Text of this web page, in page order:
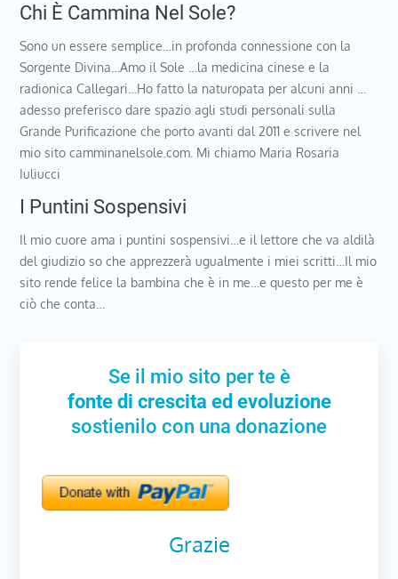
Chi È Cammina Nel Sole?
Sono un essere semplice…in profonda connessione con la
Sorgente Divina…Amo il Sole …la medicina cinese e la
radionica Callegari…Ho fatto la naturopata per alcuni anni …
adesso preferisco dare spazio agli studi personali sulla
Grande Purificazione che porto avanti dal 2011 e scrivere nel
mio sito camminanelsole.com. Mi chiamo Maria Rosaria
Iuliucci
I Puntini Sospensivi
Il mio cuore ama i puntini sospensivi…e il lettore che va aldilà
del giudizio so che apprezzerà ugualmente i miei scritti…Il mio
sito rende felice la bambina che è in me…e questo per me è
ciò che conta…
Se il mio sito per te è
fonte di crescita ed evoluzione
sostienilo con una donazione
Grazie